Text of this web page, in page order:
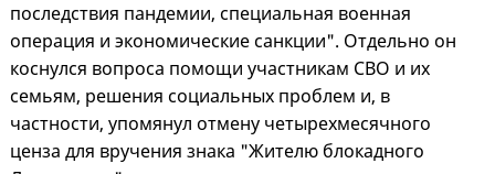
последствия пандемии, специальная военная
операция и экономические санкции". Отдельно он
коснулся вопроса помощи участникам СВО и их
семьям, решения социальных проблем и, в
частности, упомянул отмену четырехмесячного
ценза для вручения знака "Жителю блокадного